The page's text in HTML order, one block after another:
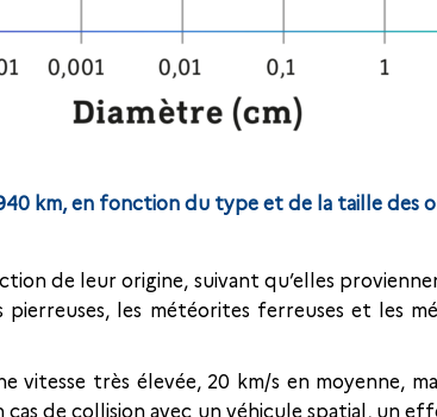
km, en fonction du type et de la taille des
de leur origine, suivant qu’elles
pierreuses, les météorites ferreuses et les
vitesse très élevée, 20 km/s en moyenne,
cas de collision avec un véhicule spatial, un